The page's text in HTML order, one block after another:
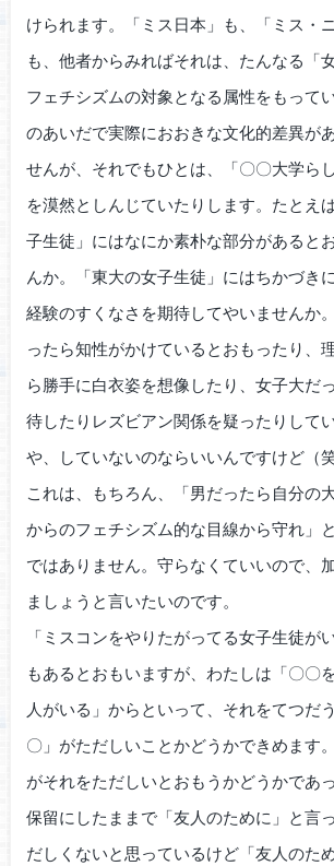
けられます。「ミス日本」も、「ミス・
も、他者からみればそれは、たんなる「
フェチシズムの対象となる属性をもって
のあいだで実際におおきな文化的差異が
せんが、それでもひとは、「〇〇大学ら
を漠然としんじていたりします。たとえ
子生徒」にはなにか素朴な部分があると
んか。「東大の女子生徒」にはちかづき
経験のすくなさを期待してやいませんか
ったら知性がかけているとおもったり、
ら勝手に白衣姿を想像したり、女子大だ
待したりレズビアン関係を疑ったりして
や、していないのならいいんですけど（笑
これは、もちろん、「男だったら自分の
からのフェチシズム的な目線から守れ」
ではありません。守らなくていいので、
ましょうと言いたいのです。
「ミスコンをやりたがってる女子生徒が
もあるとおもいますが、わたしは「〇〇
人がいる」からといって、それをてつだ
〇」がただしいことかどうかできめます
がそれをただしいとおもうかどうかであ
保留にしたままで「友人のために」と言
だしくないと思っているけど「友人のた